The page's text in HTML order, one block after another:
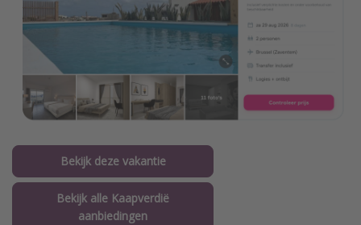
Bekijk deze vakantie
Bekijk alle Kaapverdië
aanbiedingen